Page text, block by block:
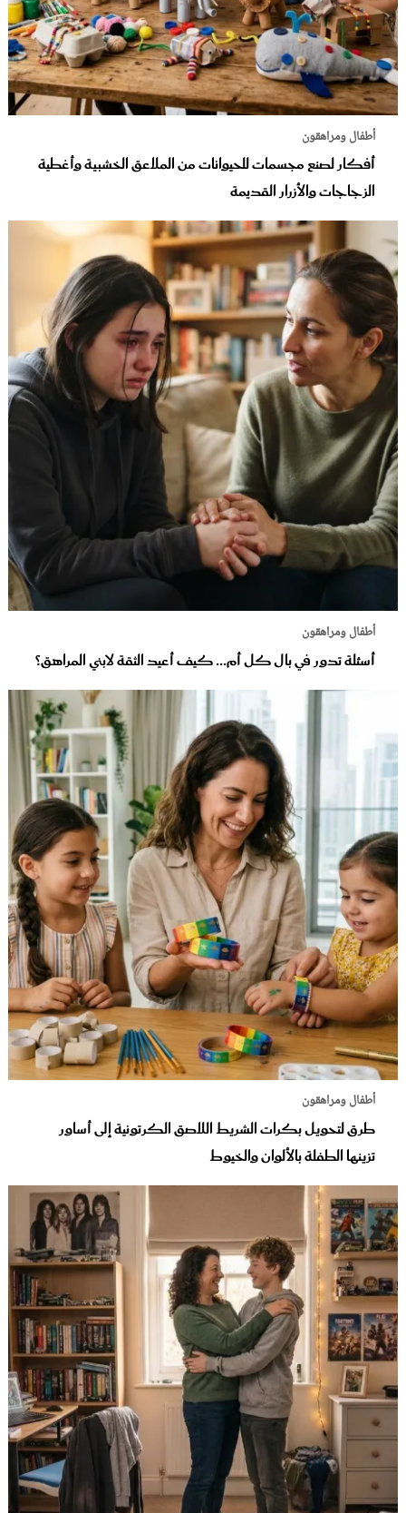
أطفال ومراهقون
أفكار لصنع مجسمات للحيوانات من الملاعق الخشبية وأغطية
الزجاجات والأزرار القديمة
أطفال ومراهقون
أسئلة تدور في بال كل أم... كيف أعيد الثقة لابني المراهق؟
أطفال ومراهقون
طرق لتحويل بكرات الشريط اللاصق الكرتونية إلى أساور
تزينها الطفلة بالألوان والخيوط